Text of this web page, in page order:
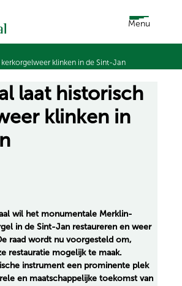
Menu
klinken in de Sint-Jan
laat historisch
klinken in
wil het monumentale Merklin-
in de Sint-Jan restaureren en weer
raad wordt nu voorgesteld om,
restauratie mogelijk te maak.
instrument een prominente plek
en maatschappelijke toekomst van